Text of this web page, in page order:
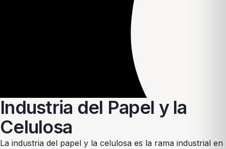
Industria del Papel y la
Celulosa
La industria del papel y la celulosa es la rama industrial en